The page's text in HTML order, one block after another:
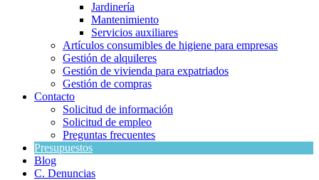
Jardinería
Mantenimiento
Servicios auxiliares
Artículos consumibles de higiene para empresas
Gestión de alquileres
Gestión de vivienda para expatriados
Gestión de compras
Contacto
Solicitud de información
Solicitud de empleo
Preguntas frecuentes
Presupuestos
Blog
C. Denuncias